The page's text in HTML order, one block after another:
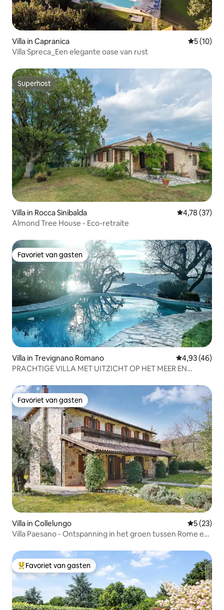
Villa in Capranica
5 (10)
Villa Spreca_Een elegante oase van rust
Superhost
Superhost
Villa in Rocca Sinibalda Gemiddelde
4,78 (37)
Almond Tree House - Eco-retraite
Favoriet van gasten
Favoriet van gasten
Villa in Trevignano Romano Gemiddelde
4,93 (46)
PRACHTIGE VILLA MET UITZICHT OP HET MEER EN
Favoriet van gasten
Favoriet van gasten
Villa in Collelungo
5 (23)
Villa Paesano - Ontspanning in het groen tussen Rome en
Topfavoriet van gasten
Favoriet van gasten